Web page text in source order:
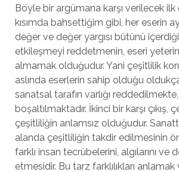
Böyle bir argümana karşı verilecek ilk
kısımda bahsettiğim gibi, her eserin
değer ve değer yargısı bütünü
etkileşmeyi reddetmenin, eseri
almamak olduğudur. Yani çeşitlilik
aslında eserlerin sahip olduğu
sanatsal tarafın varlığı
boşaltılmaktadır. İkinci bir karşı çıkış,
çeşitliliğin anlamsız olduğudur.
alanda çeşitliliğin takdir edilmesinin
farklı insan tecrübelerini, algılarını ve
etmesidir. Bu tarz farklılıkları